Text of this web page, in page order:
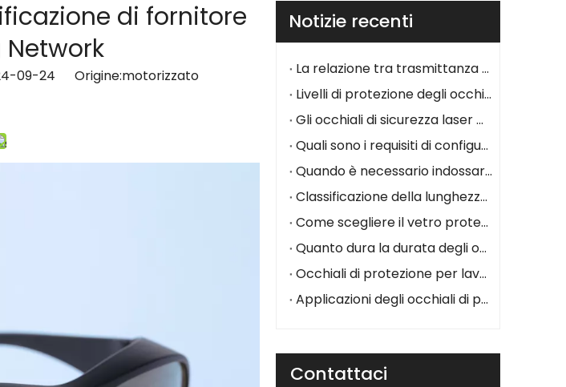
di fornitore
09-24 Origine:motorizzato
Notizie recenti
La relazione tra trasmittanza e valore OD negli occhiali di sicurezza laser
Livelli di protezione degli occhiali di sicurezza laser: una guida completa alle classificazioni e agli standard OD
Gli occhiali di sicurezza laser OD5 possono proteggere dai laser CO₂ da 10600 nm?
Quali sono i requisiti di configurazione per gli occhiali di sicurezza laser?
Quando è necessario indossare occhiali di sicurezza laser mentre si utilizza una macchina per marcatura laser?
Classificazione della lunghezza d'onda degli occhiali di protezione laser
Come scegliere il vetro protettivo laser?
Quanto dura la durata degli occhiali di protezione laser per le macchine per marcatura laser?
Occhiali di protezione per lavorazione laser: cosa sono e come scegliere il paio giusto
Applicazioni degli occhiali di protezione laser nei campi della ricerca scientifica
Contattaci